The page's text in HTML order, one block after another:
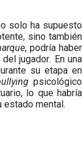
solo ha supuesto
sino también
, podría haber
jugador. En una
su etapa en
psicológico
lo que habría
estado mental.